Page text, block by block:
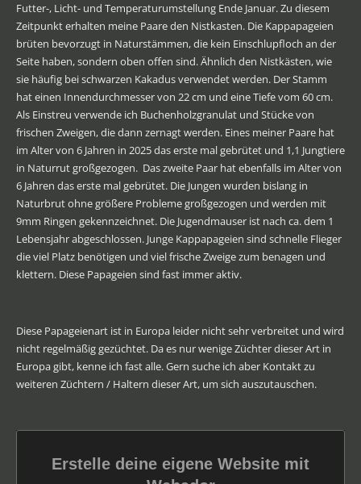
Futter-, Licht- und Temperaturumstellung Ende Januar. Zu diesem
Zeitpunkt erhalten meine Paare den Nistkasten. Die Kappapageien
brüten bevorzugt in Naturstämmen, die kein Einschlupfloch an der
Seite haben, sondern oben offen sind. Ähnlich den Nistkästen, wie
sie häufig bei schwarzen Kakadus verwendet werden. Der Stamm
hat einen Innendurchmesser von 22 cm und eine Tiefe vom 60 cm.
Als Einstreu verwende ich Buchenholzgranulat und Stücke von
frischen Zweigen, die dann zernagt werden. Eines meiner Paare hat
im Alter von 6 Jahren in 2025 das erste mal gebrütet und 1,1 Jungtiere
in Naturrut großgezogen. Das zweite Paar hat ebenfalls im Alter von
6 Jahren das erste mal gebrütet. Die Jungen wurden bislang in
Naturbrut ohne größere Probleme großgezogen und werden mit
9mm Ringen gekennzeichnet. Die Jugendmauser ist nach ca. dem 1
Lebensjahr abgeschlossen. Junge Kappapageien sind schnelle Flieger
die viel Platz benötigen und viel frische Zweige zum benagen und
klettern. Diese Papageien sind fast immer aktiv.
Diese Papageienart ist in Europa leider nicht sehr verbreitet und wird
nicht regelmäßig gezüchtet. Da es nur wenige Züchter dieser Art in
Europa gibt, kenne ich fast alle. Gern suche ich aber Kontakt zu
weiteren Züchtern / Haltern dieser Art, um sich auszutauschen.
Erstelle deine eigene Website mit